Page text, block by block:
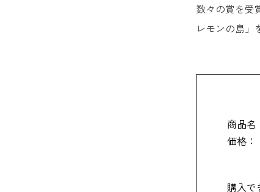
数々の賞を受
レモンの島」
商品名
価格：
購入で